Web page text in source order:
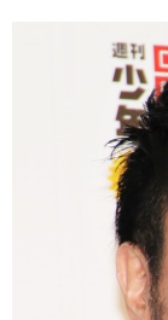
ショッピ